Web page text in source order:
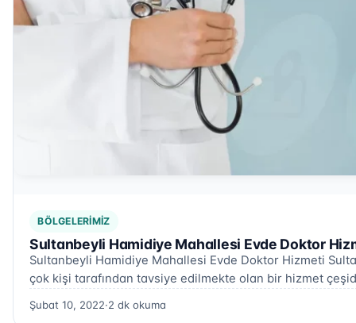
BÖLGELERIMIZ
Sultanbeyli Hamidiye Mahallesi Evde Doktor
Sultanbeyli Hamidiye Mahallesi Evde Doktor Hizmeti
çok kişi tarafından tavsiye edilmekte olan bir hizmet
Şubat 10, 2022·2 dk okuma